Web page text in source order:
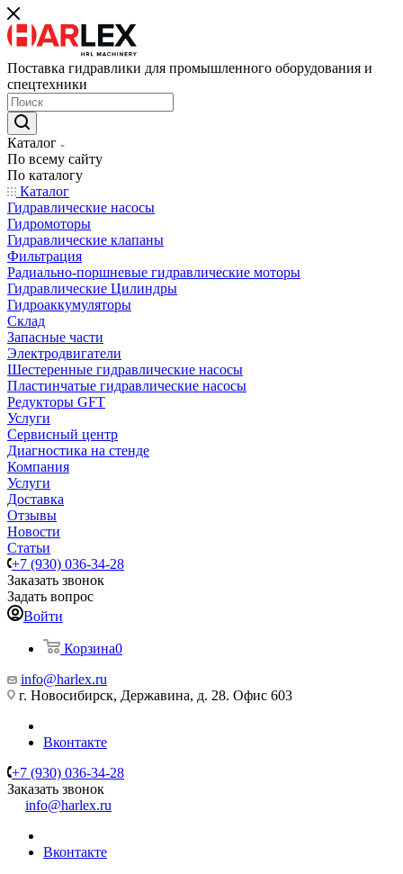
Поставка гидравлики для промышленного оборудования и
спецтехники
Каталог
По всему сайту
По каталогу
Каталог
Гидравлические насосы
Гидромоторы
Гидравлические клапаны
Фильтрация
Радиально-поршневые гидравлические моторы
Гидравлические Цилиндры
Гидроаккумуляторы
Склад
Запасные части
Электродвигатели
Шестеренные гидравлические насосы
Пластинчатые гидравлические насосы
Редукторы GFT
Услуги
Сервисный центр
Диагностика на стенде
Компания
Услуги
Доставка
Отзывы
Новости
Статьи
+7 (930) 036-34-28
Заказать звонок
Задать вопрос
Войти
Корзина0
info@harlex.ru
г. Новосибирск, Державина, д. 28. Офис 603
Вконтакте
+7 (930) 036-34-28
Заказать звонок
info@harlex.ru
Вконтакте